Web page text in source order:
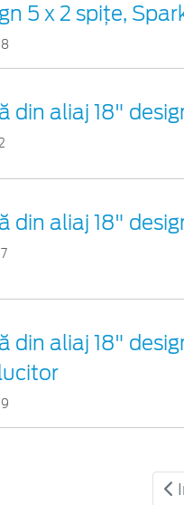
5 x 2 spițe,
din aliaj 18"
din aliaj 18"
din aliaj 18"